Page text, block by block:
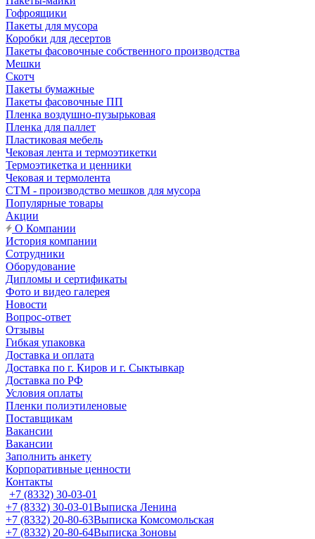
Гофроящики
Пакеты для мусора
Коробки для десертов
Пакеты фасовочные собственного производства
Мешки
Скотч
Пакеты бумажные
Пакеты фасовочные ПП
Пленка воздушно-пузырьковая
Пленка для паллет
Пластиковая мебель
Чековая лента и термоэтикетки
Термоэтикетка и ценники
Чековая и термолента
СТМ - производство мешков для мусора
Популярные товары
Акции
О Компании
История компании
Сотрудники
Оборудование
Дипломы и сертификаты
Фото и видео галерея
Новости
Вопрос-ответ
Отзывы
Гибкая упаковка
Доставка и оплата
Доставка по г. Киров и г. Сыктывкар
Доставка по РФ
Условия оплаты
Пленки полиэтиленовые
Поставщикам
Вакансии
Вакансии
Заполнить анкету
Корпоративные ценности
Контакты
+7 (8332) 30-03-01
+7 (8332) 30-03-01Выписка Ленина
+7 (8332) 20-80-63Выписка Комсомольская
+7 (8332) 20-80-64Выписка Зоновы